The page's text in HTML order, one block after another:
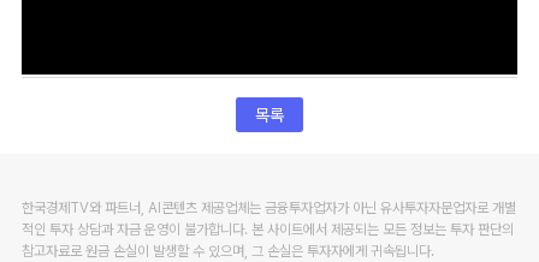
목록
한국경제TV와 파트너, AI콘텐츠 제공업체는 금융투자업자가 아닌 유사투자자문업자로 개별
적인 투자 상담과 자금 운영이 불가합니다. 본 사이트에서 제공되는 모든 정보는 투자 판단의
참고자료로 원금 손실이 발생할 수 있으며, 그 손실은 투자자에게 귀속됩니다.